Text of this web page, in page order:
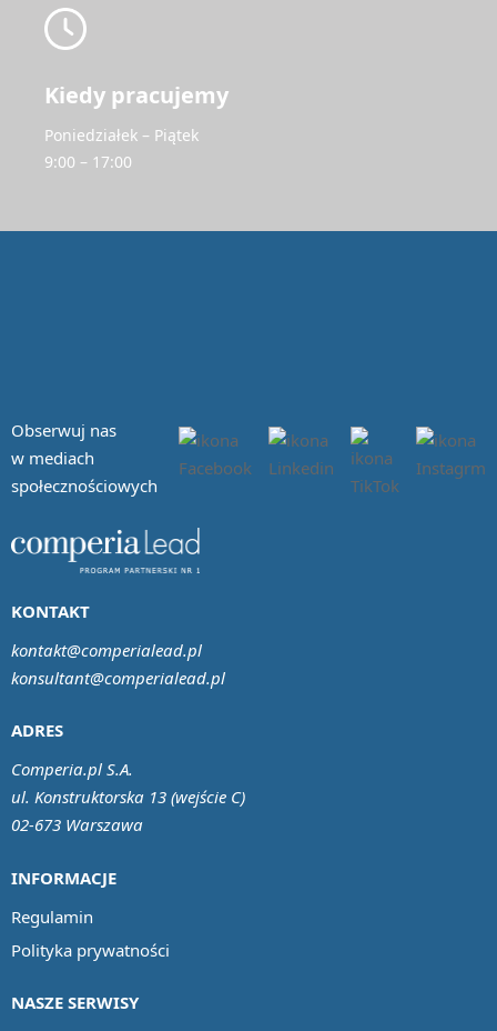
Kiedy pracujemy
Poniedziałek – Piątek
9:00 – 17:00
Obserwuj nas
w mediach
społecznościowych
INFORMACJE
Regulamin
Polityka prywatności
NASZE SERWISY
ADRES
Comperia.pl S.A.
ul. Konstruktorska 13 (wejście C)
02-673 Warszawa
KONTAKT
kontakt@comperialead.pl
konsultant@comperialead.pl